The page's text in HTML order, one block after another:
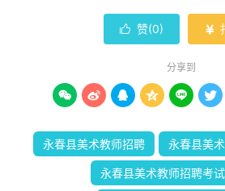
 赞(0) 
分享到
     
永春县美术教师招聘 永春县美
永春县美术教师招聘考